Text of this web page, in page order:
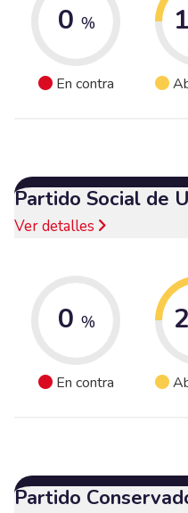
0 %
En contra
Partido Social de
Ver detalles
0 %
En contra
Partido